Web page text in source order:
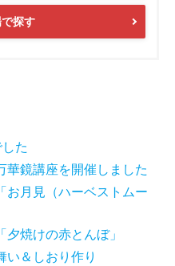
探す
た
華鏡講座を開催しました
お月見（ハーベストムー
焼けの赤とんぼ」
い＆しおり作り